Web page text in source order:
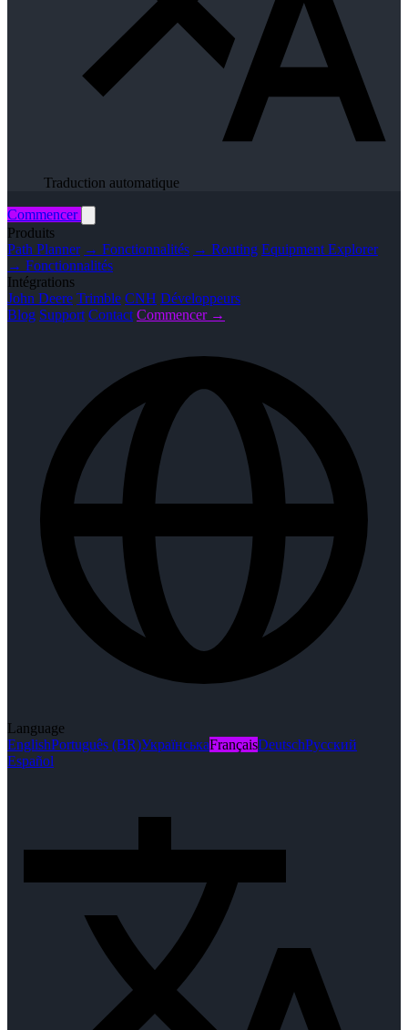
Traduction automatique
Commencer
Produits
Path Planner → Fonctionnalités → Routing Equipment Explorer
→ Fonctionnalités
Intégrations
John Deere Trimble CNH Développeurs
Blog Support Contact Commencer →
Language
EnglishPortuguês (BR)УкраїнськаFrançaisDeutschРусский
Español